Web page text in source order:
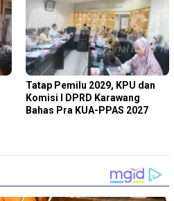
Tatap Pemilu 2029, KPU dan
Komisi I DPRD Karawang
Bahas Pra KUA-PPAS 2027